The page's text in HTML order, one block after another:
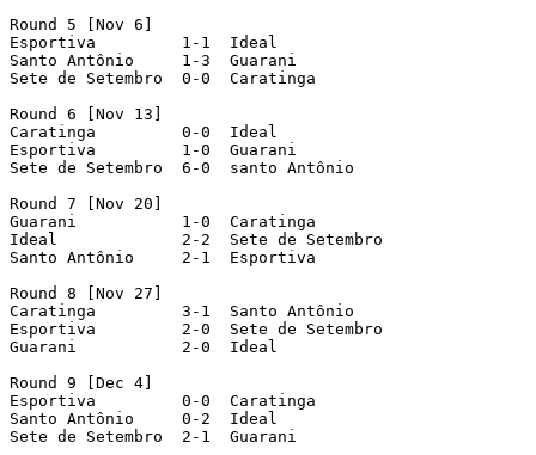
Round 5 [Nov 6]
Esportiva	  1-1  Ideal
Santo Antônio 	  1-3  Guarani
Sete de Setembro  0-0  Caratinga
Round 6 [Nov 13]
Caratinga	  0-0  Ideal
Esportiva	  1-0  Guarani
Sete de Setembro  6-0  santo Antônio
Round 7 [Nov 20]
Guarani		  1-0  Caratinga
Ideal		  2-2  Sete de Setembro
Santo Antônio	  2-1  Esportiva
Round 8 [Nov 27]
Caratinga	  3-1  Santo Antônio
Esportiva	  2-0  Sete de Setembro
Guarani		  2-0  Ideal
Round 9 [Dec 4]
Esportiva	  0-0  Caratinga
Santo Antônio	  0-2  Ideal
Sete de Setembro  2-1  Guarani